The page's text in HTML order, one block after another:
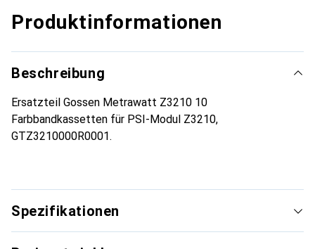
Produktinformationen
Beschreibung
Ersatzteil Gossen Metrawatt Z3210 10
Farbbandkassetten für PSI-Modul Z3210,
GTZ3210000R0001.
Spezifikationen